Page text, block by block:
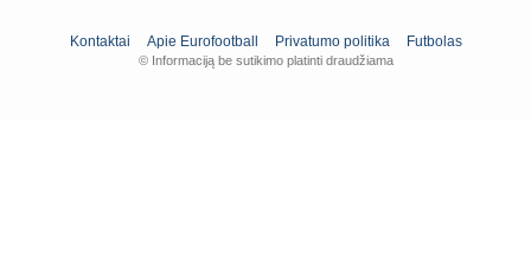
Kontaktai Apie Eurofootball Privatumo politika Futbolas
© Informaciją be sutikimo platinti draudžiama